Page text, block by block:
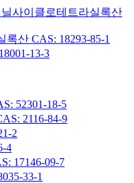
닐사이클로테트라실록산
산 CAS: 18293-85-1
13-3
52301-18-5
2116-84-9
2
4
17146-09-7
33-1